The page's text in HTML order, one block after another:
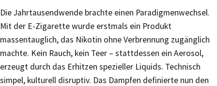
Die Jahrtausendwende brachte einen Paradigmenwechsel.
Mit der E-Zigarette wurde erstmals ein Produkt
massentauglich, das Nikotin ohne Verbrennung zugänglich
machte. Kein Rauch, kein Teer – stattdessen ein Aerosol,
erzeugt durch das Erhitzen spezieller Liquids. Technisch
simpel, kulturell disruptiv. Das Dampfen definierte nun den